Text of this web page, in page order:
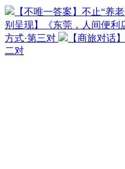
【不唯一答案】不止“养
别呈现】《东莞，人间便利
方式·第三对
【商旅对话
二对